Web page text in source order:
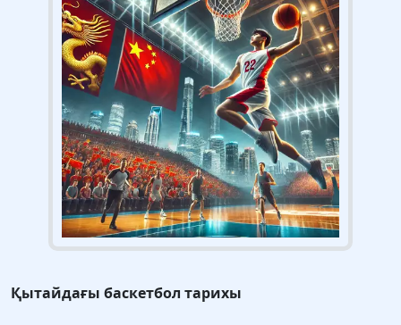
Қытайдағы баскетбол тарихы